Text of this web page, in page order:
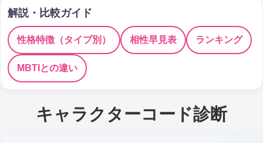
解説・比較ガイド
性格特徴（タイプ別） 相性早見表 ランキング
MBTIとの違い
キャラクターコード診断